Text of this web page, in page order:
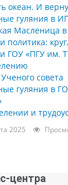
океан. И
гуляния в
Масленица
политика:
ГОУ «ПГУ им.
совета
гуляния в
и
2025
центра